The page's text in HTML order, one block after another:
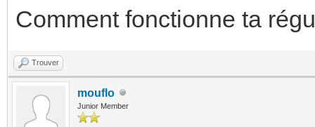
Comment fonctionne ta
Trouver
mouflo
Junior Member